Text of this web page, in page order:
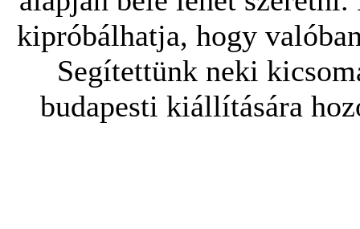
kipróbálhatja, hogy
Segítettünk neki
budapesti kiállítására